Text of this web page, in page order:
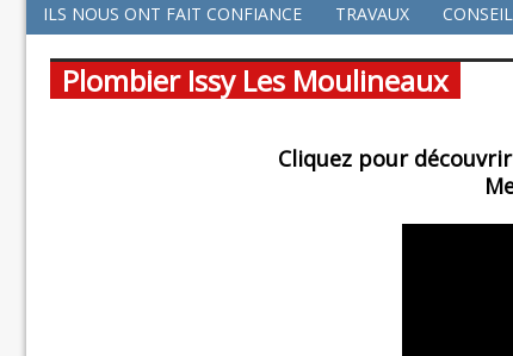
ILS NOUS ONT FAIT CONFIANCE
TRAVAUX
Plombier Issy Les Moulineaux
Cliquez pour